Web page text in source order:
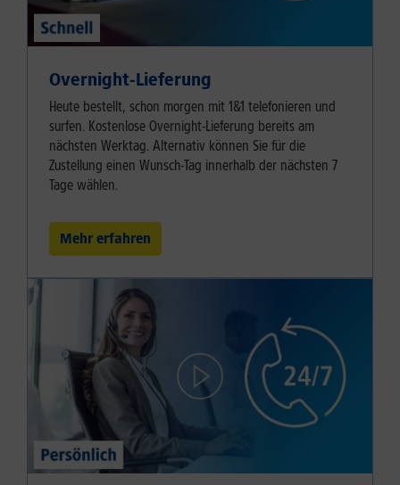
Overnight-Lieferung
Heute bestellt, schon morgen mit 1&1 telefonieren und
surfen. Kostenlose Overnight-Lieferung bereits am
nächsten Werktag. Alternativ können Sie für die
Zustellung einen Wunsch-Tag innerhalb der nächsten 7
Tage wählen.
Mehr erfahren